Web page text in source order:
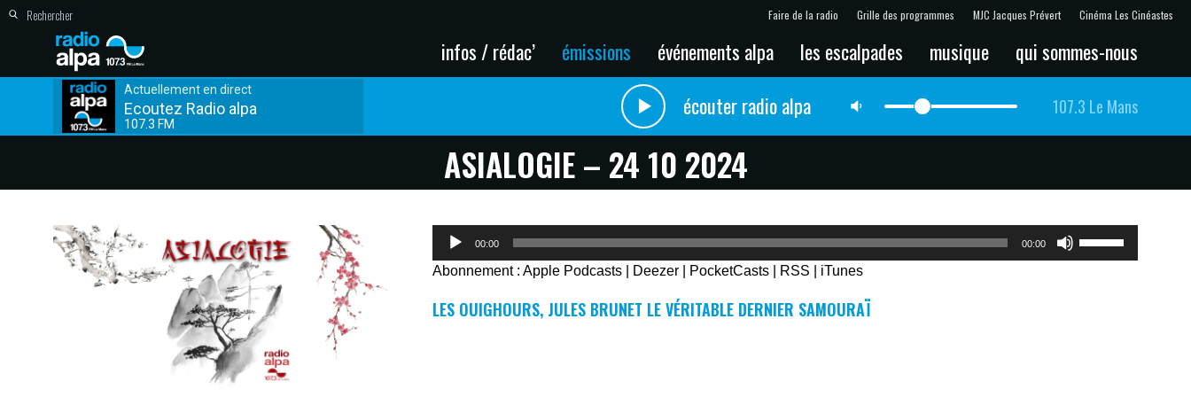
Faire de la radio Grille des programmes MJC Jacques Prévert Cinéma Les Cinéastes
infos / rédac’ émissions événements alpa les escalpades musique qui sommes-nous
Actuellement en direct
Ecoutez Radio alpa
107.3 FM
écouter radio alpa 107.3 Le Mans
ASIALOGIE – 24 10 2024
Lecteur
00:00 00:00
Abonnement :Apple Podcasts Deezer PocketCasts RSS iTunes
LES OUIGHOURS, JULES BRUNET LE VÉRITABLE DERNIER SAMOURAÏ